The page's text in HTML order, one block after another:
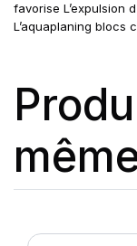
favorise L’expulsion
L’aquaplaning blocs